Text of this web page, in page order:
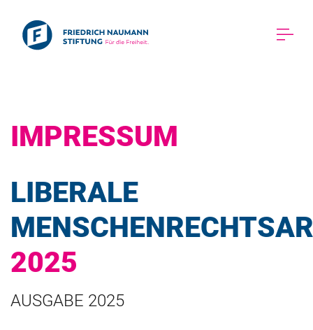
IMPRESSUM
LIBERALE
2025
AUSGABE 2025